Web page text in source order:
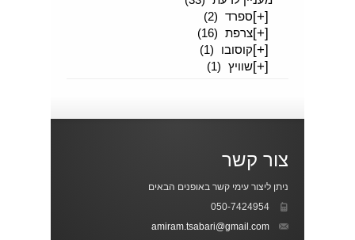
[+]ספרד (2)
[+]צרפת (16)
[+]קוסובו (1)
[+]שוויץ (1)
צור קשר
ניתן ליצור עימי קשר באופנים הבאים
050-7424954
amiram.tsabari@gmail.com